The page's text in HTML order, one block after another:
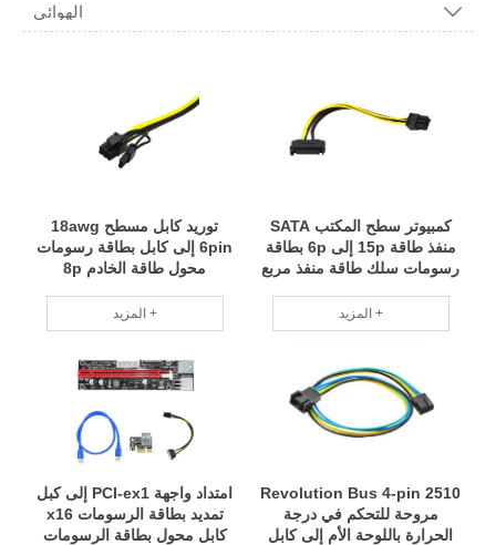
الهوائي 
توريد كابل مسطح 18awg
6pin إلى كابل بطاقة رسومات
محول طاقة الخادم 8p
المزيد +
كمبيوتر سطح المكتب SATA
منفذ طاقة 15p إلى 6p بطاقة
رسومات سلك طاقة منفذ مربع
المزيد +
امتداد واجهة PCI-ex1 إلى كبل
تمديد بطاقة الرسومات x16
كابل محول بطاقة الرسومات
2510 Revolution Bus 4-pin
مروحة للتحكم في درجة
الحرارة باللوحة الأم إلى كابل